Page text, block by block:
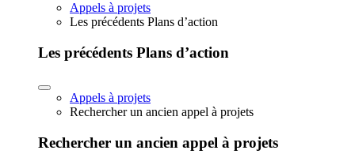
Appels à projets
Les précédents Plans d’action
Les précédents Plans d’action
Appels à projets
Rechercher un ancien appel à projets
Rechercher un ancien appel à projets